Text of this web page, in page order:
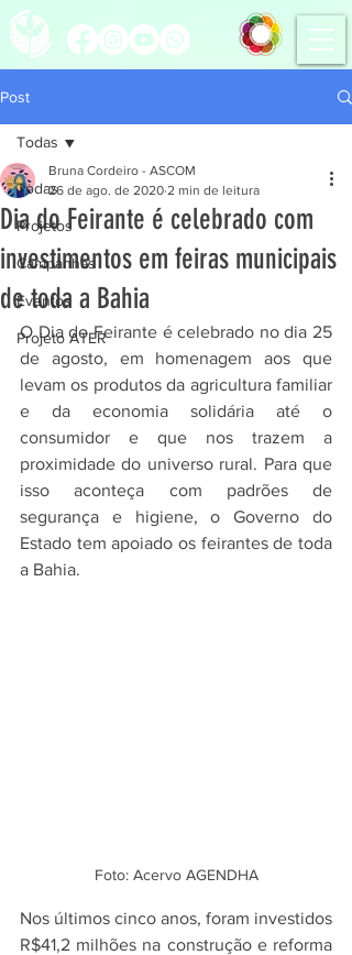
Post
Todas
Projetos
Campanhas
Eventos
Projeto ATER
Todas
Dia do Feirante é celebrado com
investimentos em feiras municipais
de toda a Bahia
Bruna Cordeiro - ASCOM
26 de ago. de 2020 2 min de leitura
O Dia do Feirante é celebrado no dia 25
de agosto, em homenagem aos que
levam os produtos da agricultura familiar
e da economia solidária até o
consumidor e que nos trazem a
proximidade do universo rural. Para que
isso aconteça com padrões de
segurança e higiene, o Governo do
Estado tem apoiado os feirantes de toda
a Bahia.
Foto: Acervo AGENDHA
Nos últimos cinco anos, foram investidos
R$41,2 milhões na construção e reforma